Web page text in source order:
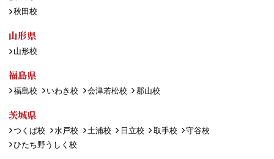
秋田校
山形県
山形校
福島県
福島校 いわき校 会津若松校 郡山校
茨城県
つくば校 水戸校 土浦校 日立校 取手校
守谷校
ひたち野うしく校